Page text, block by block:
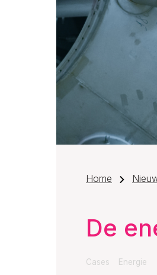
Home
De
Cases Energie